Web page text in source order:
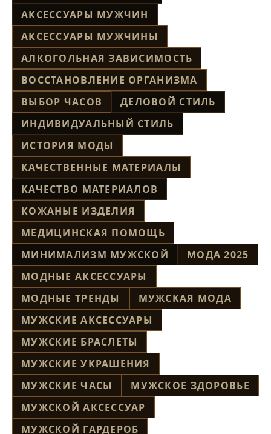
АКСЕССУАРЫ МУЖЧИН
АКСЕССУАРЫ МУЖЧИНЫ
АЛКОГОЛЬНАЯ ЗАВИСИМОСТЬ
ВОССТАНОВЛЕНИЕ ОРГАНИЗМА
ВЫБОР ЧАСОВ
ДЕЛОВОЙ СТИЛЬ
ИНДИВИДУАЛЬНЫЙ СТИЛЬ
ИСТОРИЯ МОДЫ
КАЧЕСТВЕННЫЕ МАТЕРИАЛЫ
КАЧЕСТВО МАТЕРИАЛОВ
КОЖАНЫЕ ИЗДЕЛИЯ
МЕДИЦИНСКАЯ ПОМОЩЬ
МИНИМАЛИЗМ МУЖСКОЙ
МОДА 2025
МОДНЫЕ АКСЕССУАРЫ
МОДНЫЕ ТРЕНДЫ
МУЖСКАЯ МОДА
МУЖСКИЕ АКСЕССУАРЫ
МУЖСКИЕ БРАСЛЕТЫ
МУЖСКИЕ УКРАШЕНИЯ
МУЖСКИЕ ЧАСЫ
МУЖСКОЕ ЗДОРОВЬЕ
МУЖСКОЙ АКСЕССУАР
МУЖСКОЙ ГАРДЕРОБ